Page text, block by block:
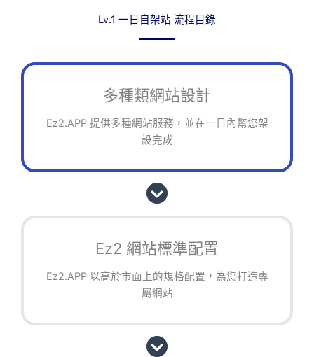
Lv.1 一日自架站 流程目錄
多種類網站設計
Ez2.APP 提供多種網站服務，並在一日內幫您架
設完成
Ez2 網站標準配置
Ez2.APP 以高於市面上的規格配置，為您打造專
屬網站